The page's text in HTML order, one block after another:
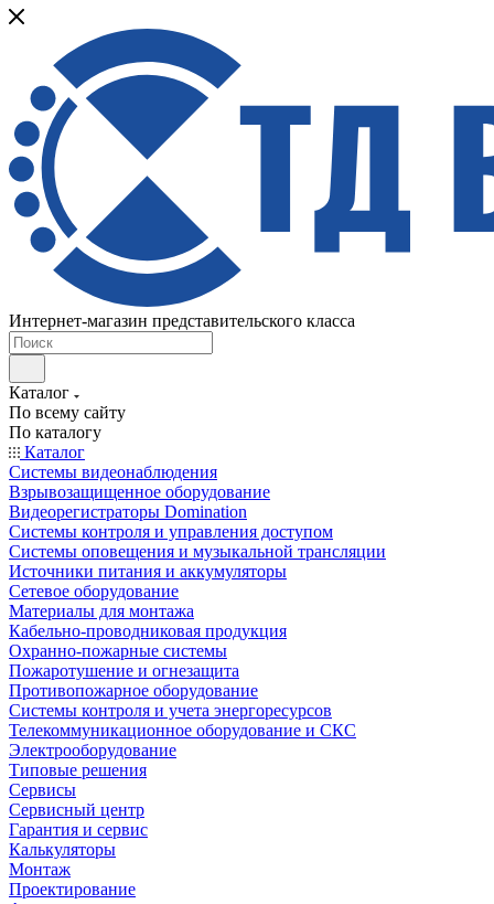
Интернет-магазин представительского класса
Каталог
По всему сайту
По каталогу
Каталог
Системы видеонаблюдения
Взрывозащищенное оборудование
Видеорегистраторы Domination
Системы контроля и управления доступом
Системы оповещения и музыкальной трансляции
Источники питания и аккумуляторы
Сетевое оборудование
Материалы для монтажа
Кабельно-проводниковая продукция
Охранно-пожарные системы
Пожаротушение и огнезащита
Противопожарное оборудование
Системы контроля и учета энергоресурсов
Телекоммуникационное оборудование и СКС
Электрооборудование
Типовые решения
Сервисы
Сервисный центр
Гарантия и сервис
Калькуляторы
Монтаж
Проектирование